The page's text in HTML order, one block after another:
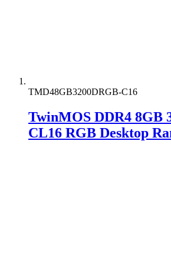
TMD48GB3200DRGB-C16
TwinMOS DDR4 8GB
CL16 RGB Desktop